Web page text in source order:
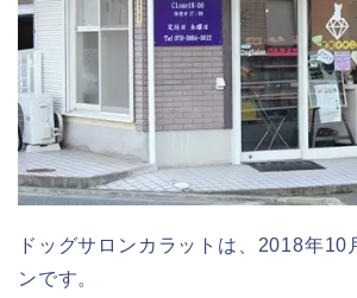
ドッグサロンカラットは、2018年10
ンです。